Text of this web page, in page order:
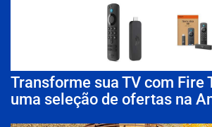
Transforme sua TV com Fire
uma seleção de ofertas na